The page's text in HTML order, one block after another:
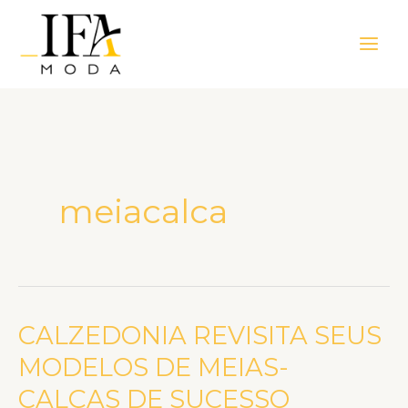
Menu
meiacalca
CALZEDONIA REVISITA SEUS
MODELOS DE MEIAS-
CALÇAS DE SUCESSO
CALZEDONIA
REVISITA
SEUS
MODELOS